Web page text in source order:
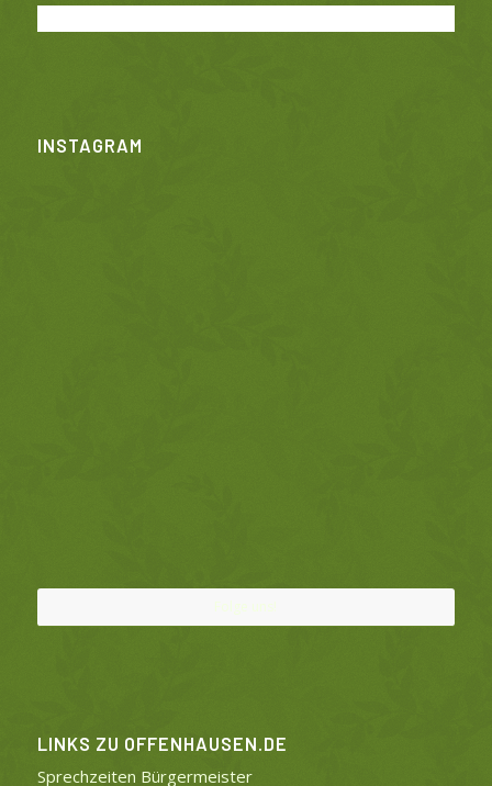
INSTAGRAM
Folge uns!
LINKS ZU OFFENHAUSEN.DE
Sprechzeiten Bürgermeister